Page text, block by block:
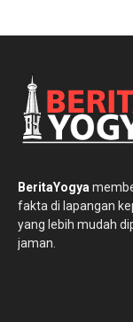
BeritaYogya
fakta di lapangan
yang lebih mudah
jaman.